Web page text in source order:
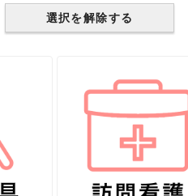
選択を解除する